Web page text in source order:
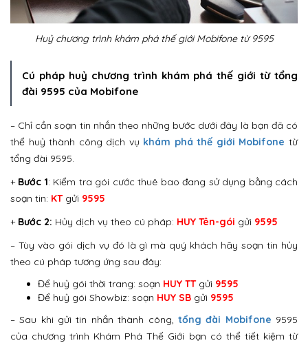
Huỷ chương trình khám phá thế giới Mobifone từ 9595
Cú pháp huỷ chương trình khám phá thế giới từ tổng
đài 9595 của Mobifone
– Chỉ cần soạn tin nhắn theo những bước dưới đây là bạn đã có
thể huỷ thành công dịch vụ khám phá thế giới Mobifone từ
tổng đài 9595.
+ Bước 1: Kiểm tra gói cước thuê bao đang sử dụng bằng cách
soạn tin: KTgửi 9595
+ Bước 2: Hủy dịch vụ theo cú pháp: HUY Tên-gói gửi 9595
– Tùy vào gói dịch vụ đó là gì mà quý khách hãy soạn tin hủy
theo cú pháp tương ứng sau đây:
Để huỷ gói thời trang: soạn HUY TTgửi 9595
Để huỷ gói Showbiz: soạn HUY SB gửi 9595
– Sau khi gửi tin nhắn thành công, tổng đài Mobifone 9595
của chương trình Khám Phá Thế Giới bạn có thể tiết kiệm từ